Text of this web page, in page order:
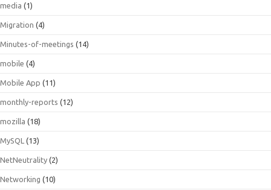
media (1)
Migration (4)
Minutes-of-meetings (14)
mobile (4)
Mobile App (11)
monthly-reports (12)
mozilla (18)
MySQL (13)
NetNeutrality (2)
Networking (10)